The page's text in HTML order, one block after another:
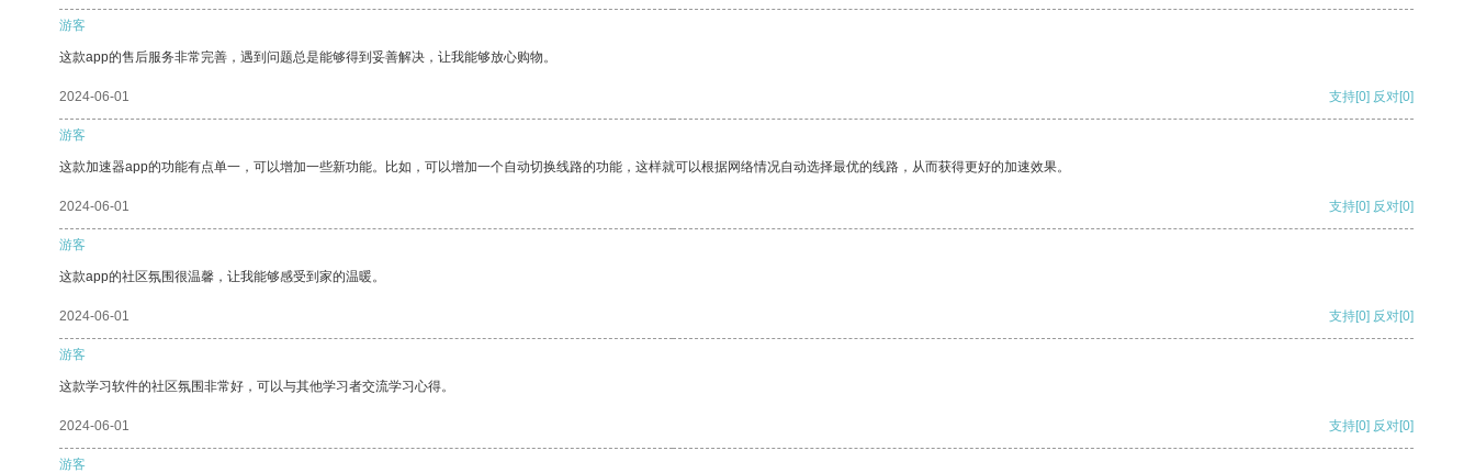
游客
这款app的售后服务非常完善，遇到问题总是能够得到妥善解决，让我能够放心购物。
2024-06-01 支持[0] 反对[0]
游客
这款加速器app的功能有点单一，可以增加一些新功能。比如，可以增加一个自动切换线路的功能，这样就可以根据网络情况自动选择最优的线路，从而获得更好的加速效果。
2024-06-01 支持[0] 反对[0]
游客
这款app的社区氛围很温馨，让我能够感受到家的温暖。
2024-06-01 支持[0] 反对[0]
游客
这款学习软件的社区氛围非常好，可以与其他学习者交流学习心得。
2024-06-01 支持[0] 反对[0]
游客